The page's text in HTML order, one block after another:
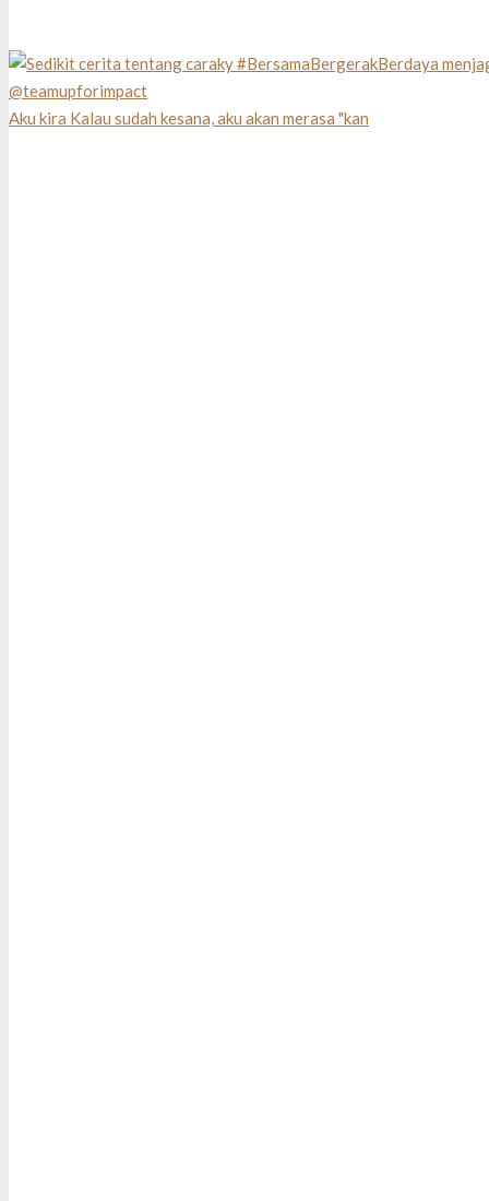
Aku kira Kalau sudah kesana, aku akan merasa "kan